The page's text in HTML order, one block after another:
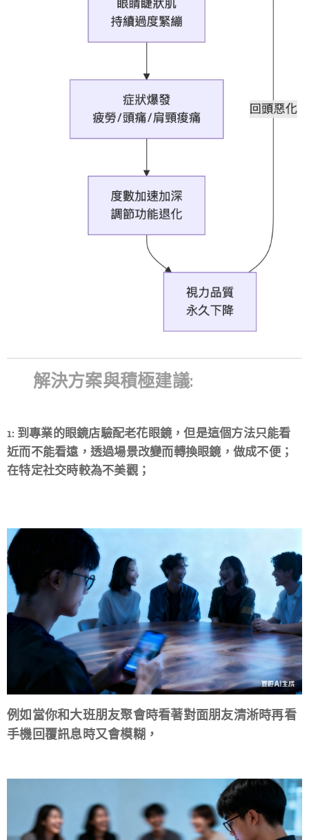
💡 解決方案與積極建議:
1: 到專業的眼鏡店驗配老花眼鏡，但是這個方法只能看
近而不能看遠，透過場景改變而轉換眼鏡，做成不便；
在特定社交時較為不美觀；
例如當你和大班朋友聚會時看著對面朋友清淅時再看
手機回覆訊息時又會模糊，